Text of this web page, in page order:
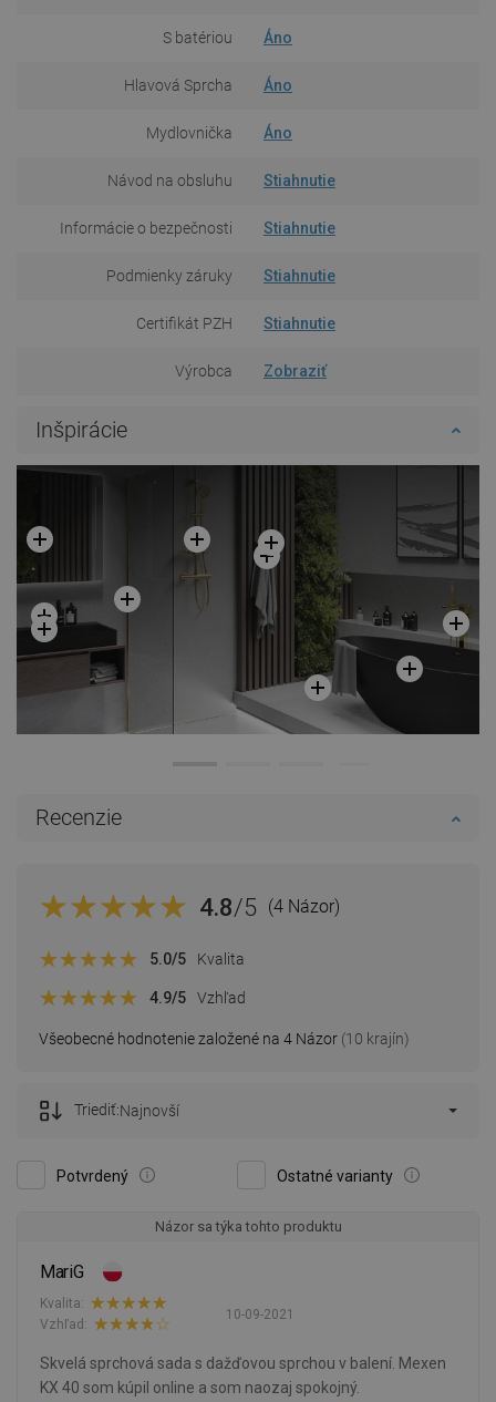
S batériou Áno
Hlavová Sprcha Áno
Mydlovnička Áno
Návod na obsluhu Stiahnutie
Informácie o bezpečnosti Stiahnutie
Podmienky záruky Stiahnutie
Certifikát PZH Stiahnutie
Výrobca Zobraziť
Inšpirácie
Recenzie
4.8/5 (4 Názor)
Všeobecné hodnotenie založené na 4 Názor (10 krajín)
5.0/5 Kvalita
4.9/5 Vzhľad
Potvrdený Ostatné varianty
Triediť:Najnovší
Názor sa týka tohto produktu
MariG
10-09-2021
Kvalita:
Vzhľad:
Skvelá sprchová sada s dažďovou sprchou v balení. Mexen
KX 40 som kúpil online a som naozaj spokojný.